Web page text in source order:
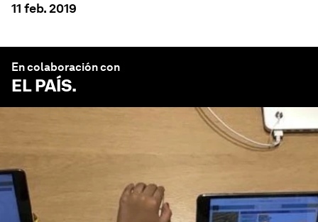
11 feb. 2019
En colaboración con
EL PAÍS.